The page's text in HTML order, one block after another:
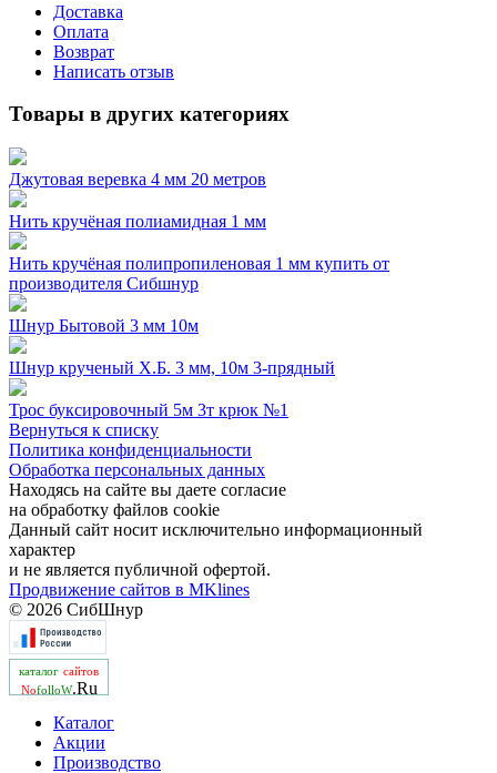
Доставка
Оплата
Возврат
Написать отзыв
Товары в других категориях
Джутовая веревка 4 мм 20 метров
Нить кручёная полиамидная 1 мм
Нить кручёная полипропиленовая 1 мм купить от
производителя Сибшнур
Шнур Бытовой 3 мм 10м
Шнур крученый Х.Б. 3 мм, 10м 3-прядный
Трос буксировочный 5м 3т крюк №1
Вернуться к списку
Политика конфиденциальности
Обработка персональных данных
Находясь на сайте вы даете согласие
на обработку файлов cookie
Данный сайт носит исключительно информационный
характер
и не является публичной офертой.
Продвижение сайтов в MKlines
© 2026 СибШнур
каталог сайтов
NofolloW.Ru
Каталог
Акции
Производство